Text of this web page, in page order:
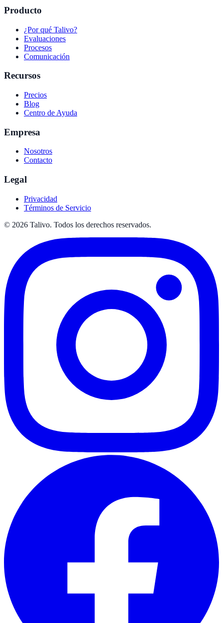
Producto
¿Por qué Talivo?
Evaluaciones
Procesos
Comunicación
Recursos
Precios
Blog
Centro de Ayuda
Empresa
Nosotros
Contacto
Legal
Privacidad
Términos de Servicio
© 2026 Talivo. Todos los derechos reservados.